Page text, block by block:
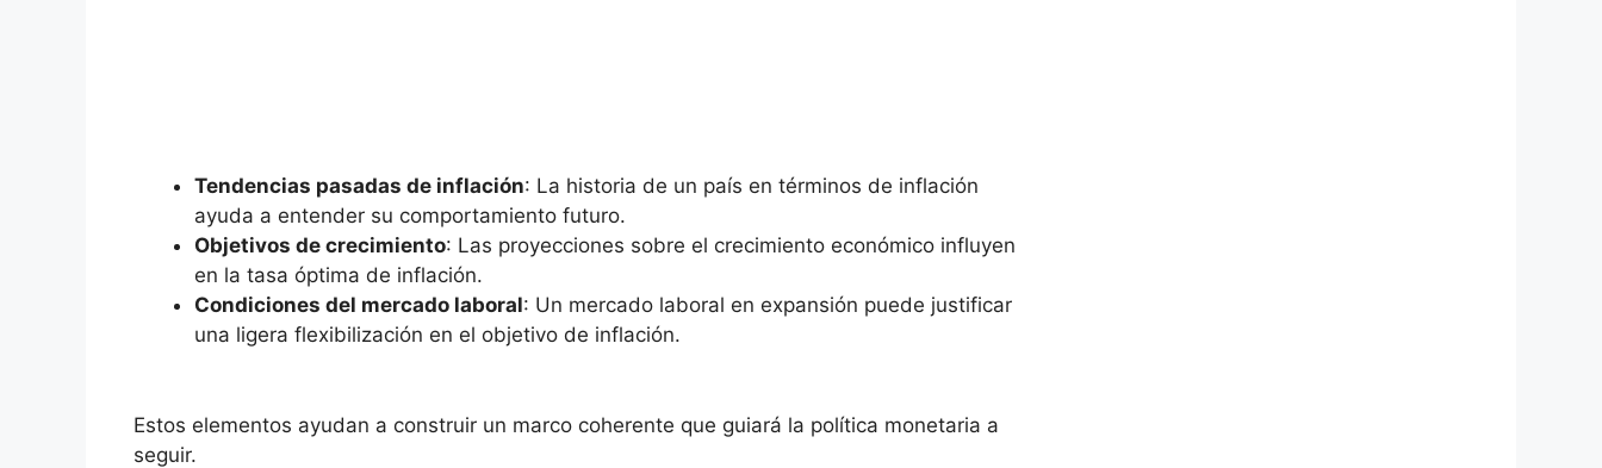
Tendencias pasadas de inflación: La ‌historia de un país en términos de inflación
ayuda a entender ⁢su comportamiento‌ futuro.
Objetivos de crecimiento: ⁢Las proyecciones ‍sobre el ⁤crecimiento económico influyen
en la ‍tasa óptima de ​inflación.
Condiciones del mercado laboral: Un mercado laboral en ⁣expansión puede justificar
una ligera flexibilización en el objetivo ⁤de inflación.
Estos elementos⁤ ayudan a construir un marco coherente que guiará la política monetaria a
seguir.